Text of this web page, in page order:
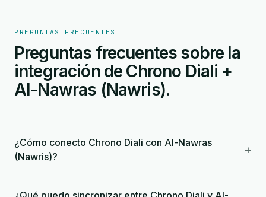
PREGUNTAS FRECUENTES
Preguntas frecuentes sobre la
integración de Chrono Diali +
Al-Nawras (Nawris).
¿Cómo conecto Chrono Diali con Al-Nawras
(Nawris)?
+